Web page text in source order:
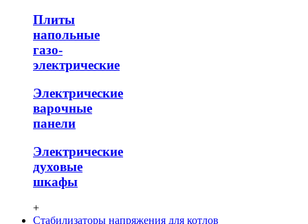
Плиты
напольные
газо-
электрические
Электрические
варочные
панели
Электрические
духовые
шкафы
+
Стабилизаторы напряжения для котлов